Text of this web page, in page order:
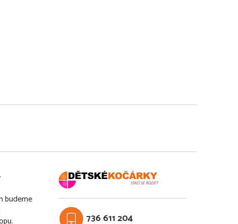
budeme
736 611 204